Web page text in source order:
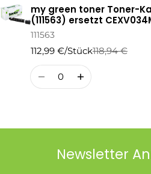
Ihr
Warenkorb
my green toner Toner-
(111563) ersetzt
111563
112,99 €/Stück
Regulärer
Preis
118,94 €
Verkaufspreis
Menge
Newsletter